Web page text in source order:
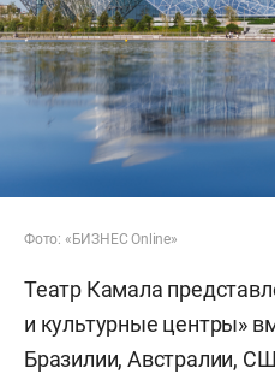
Фото: «БИЗНЕС Online»
Театр Камала
и культурные центры»
Бразилии, Австралии,